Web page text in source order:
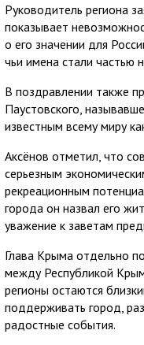
Руководитель региона
показывает
о его значении для
чьи имена стали частью
В поздравлении также
Паустовского,
известным всему миру
Аксёнов отметил, что
серьезным
рекреационным
города он назвал его
уважение к заветам
Глава Крыма отдельно
между Республикой
регионы остаются
поддерживать город,
радостные события.